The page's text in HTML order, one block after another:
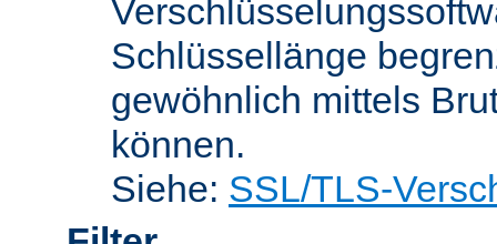
Schlüssellänge
gewöhnlich mittels
können.
Siehe: SSL/TLS-